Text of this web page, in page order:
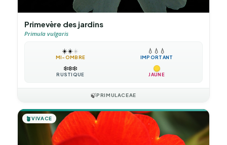
Primevère des jardins
Primula vulgaris
☀️☀️☀️
MI-OMBRE
💧 💧 💧
IMPORTANT
❄️❄️❄️
RUSTIQUE JAUNE
🍃PRIMULACEAE
🪴VIVACE